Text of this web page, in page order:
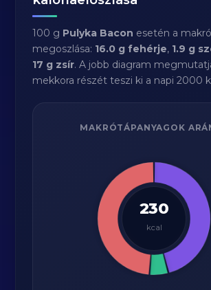
100 g Pulyka Bacon esetén a
megoszlása: 16.0 g fehérje, 1.9 g
17 g zsír. A jobb diagram
mekkora részét teszi ki a napi 2000
MAKRÓTÁPANYAGOK
230
kcal